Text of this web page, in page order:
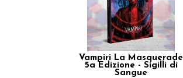
Vampiri La Masquerade
5a Edizione - Sigilli di
Sangue